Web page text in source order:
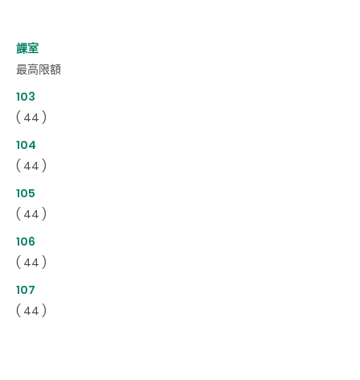
課室
最高限額
103
( 44 )
104
( 44 )
105
( 44 )
106
( 44 )
107
( 44 )